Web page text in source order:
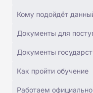
Кому подойдёт
Документы для
Документы
Как пройти обучение
Работаем официально